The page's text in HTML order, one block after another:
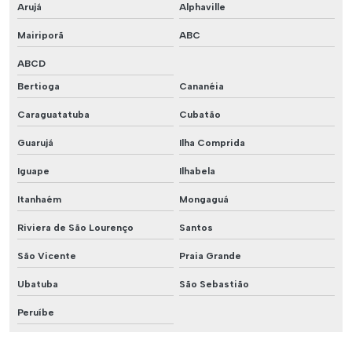
Arujá Alphaville
Mairiporã ABC
ABCD
Bertioga Cananéia
Caraguatatuba Cubatão
Guarujá Ilha Comprida
Iguape Ilhabela
Itanhaém Mongaguá
Riviera de São Lourenço Santos
São Vicente Praia Grande
Ubatuba São Sebastião
Peruíbe